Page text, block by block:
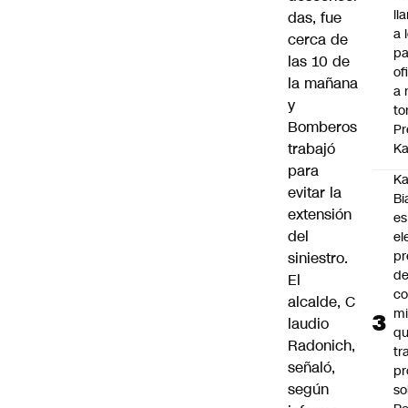
das, fue
cerca de
las 10 de
la mañana
y
Bomberos
trabajó
para
evitar la
extensión
del
siniestro.
El
alcalde, C
laudio
Radonich,
señaló,
según
a
a
es
de